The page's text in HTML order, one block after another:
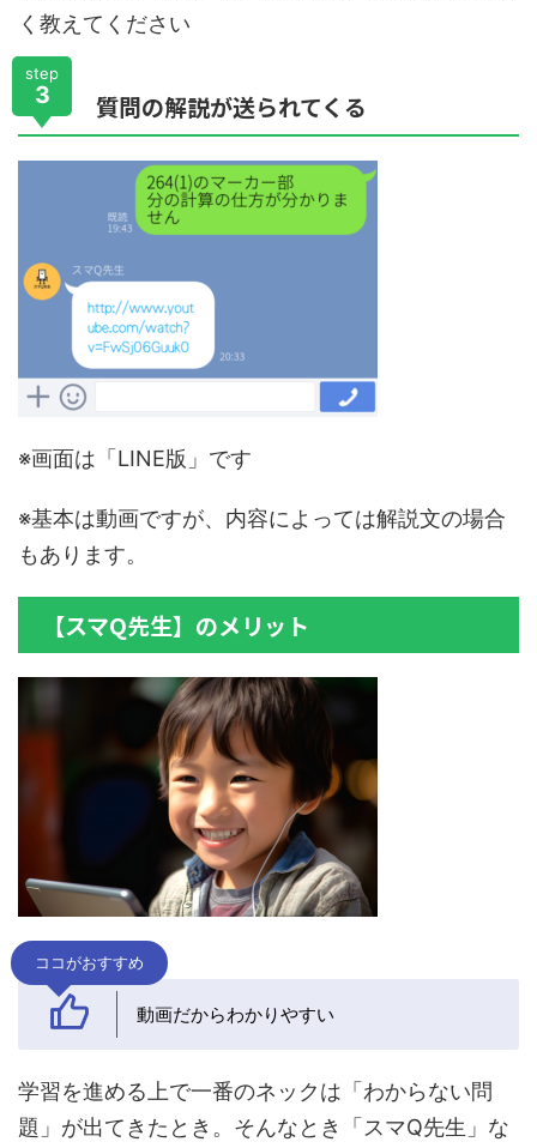
く教えてください
step
3 質問の解説が送られてくる
※画面は「LINE版」です
※基本は動画ですが、内容によっては解説文の場合
もあります。
【スマQ先生】のメリット
ココがおすすめ
動画だからわかりやすい
学習を進める上で一番のネックは「わからない問
題」が出てきたとき。そんなとき「スマQ先生」な